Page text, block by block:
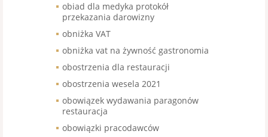
obiad dla medyka protokół
przekazania darowizny
obniżka VAT
obniżka vat na żywność gastronomia
obostrzenia dla restauracji
obostrzenia wesela 2021
obowiązek wydawania paragonów
restauracja
obowiązki pracodawców